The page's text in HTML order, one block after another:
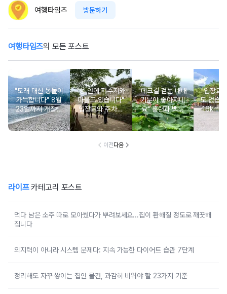
여행타임즈 방문하기
여행타임즈의 모든 포스트
"모래 대신 몽돌이
가득합니다" 8월
23일까지 개장되
는 조용한 몽돌 해
수욕장
"성 안에 저수지와
마을도 있습니다"
입장료와 주차비
도 무료인 성벽 산
책 코스
"데크길 걷는 내내
기분이 좋아지네
요" 홍련과 백련
연꽃이 가득한 입
장료 무료 여행지
"입장료
도 없습
16km
이전다음
라이프카테고리 포스트
먹다 남은 소주 따로 모아뒀다가 뿌려보세요...집이 환해질 정도로 깨끗해
집니다
의지력이 아니라 시스템 문제다: 지속 가능한 다이어트 습관 7단계
정리해도 자꾸 쌓이는 집안 물건, 과감히 비워야 할 23가지 기준